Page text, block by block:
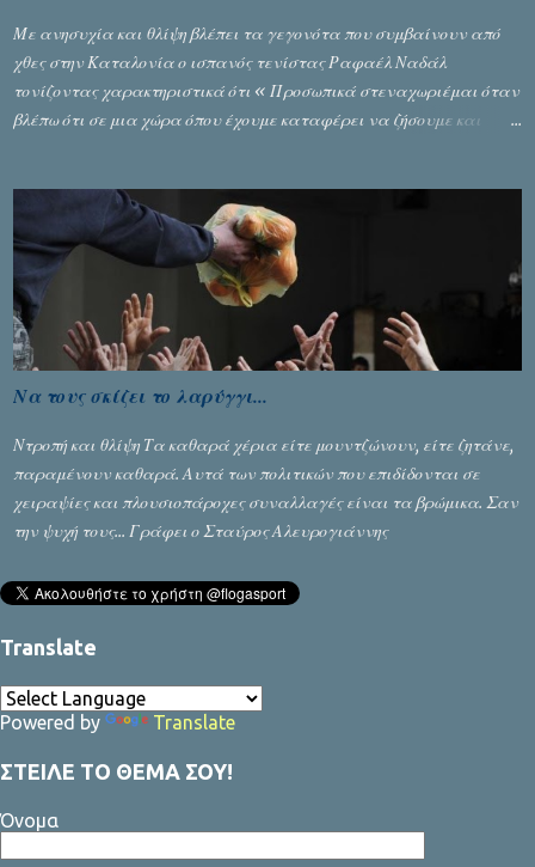
Με ανησυχία και θλίψη βλέπει τα γεγονότα που συμβαίνουν από
χθες στην Καταλονία ο ισπανός τενίστας Ραφαέλ Ναδάλ
τονίζοντας χαρακτηριστικά ότι « Προσωπικά στεναχωριέμαι όταν
βλέπω ότι σε μια χώρα όπου έχουμε καταφέρει να ζήσουμε και
μεταδώσει είναι αρνητική ». Ο τενίστας Νο 1 στο παγκόσμιο τένις,
που βρίσκεται στο Πεκίνο για να αγωνιστεί στο Open ανέφερε: «
Παρακολούθησα τα γεγονότα με βαριά καρδιά. Με κάνει να
κλαίω, βλέποντας τη χώρα να έρχεται σε αυτή την κατάσταση. Η
Καταλονία αισθάνεται πολύ ενωμένη. Υπήρξε ένα χάος που δεν
πρέπει να συμβεί στον αιώνα που είμαστε. Βρισκόμαστε σε μία
χώρα που ζούμε ειρηνικά στο τέλος της ημέρας. Αν και υπάρχουν
στιγμές που τα πάντα φαίνονται αδύνατα, δεν υπάρχει
συμφωνία, είναι πολύ απλό, πρέπει να την αναζητήσουμε. Ο
μοναδικός τρόπος για να επιτευχθεί είναι να μιλάμε, να μιλάνε οι
δύο πλευρές που διαφωνούν και να προσπ...
Να τους σκίζει το λαρύγγι...
Ντροπή και θλίψη Τα καθαρά χέρια είτε μουντζώνουν, είτε ζητάνε,
παραμένουν καθαρά. Αυτά των πολιτικών που επιδίδονται σε
χειραψίες και πλουσιοπάροχες συναλλαγές είναι τα βρώμικα. Σαν
την ψυχή τους... Γράφει ο Σταύρος Αλευρογιάννης
Translate
Powered by Translate
ΣΤΕΙΛΕ ΤΟ ΘΕΜΑ ΣΟΥ!
Όνομα